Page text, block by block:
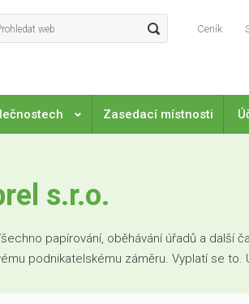
Ceník
Zasedací místnosti
s.r.o.
papírování, oběhávání úřadů a další
podnikatelskému záměru. Vyplatí se to.